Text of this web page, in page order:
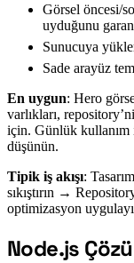
Görsel öncesi/
uyduğunu
Sunucuya
Sade arayüz
En uygun: Hero
varlıkları,
için. Günlük
düşünün.
Tipik iş akışı:
sıkıştırın →
optimizasyon
#
Node.js